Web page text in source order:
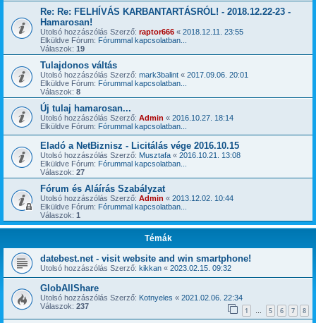
Re: Re: FELHÍVÁS KARBANTARTÁSRÓL! - 2018.12.22-23 -
Hamarosan!
Utolsó hozzászólás Szerző: raptor666 « 2018.12.11. 23:55
Elküldve Fórum: Fórummal kapcsolatban...
Válaszok: 19
Tulajdonos váltás
Utolsó hozzászólás Szerző: mark3balint « 2017.09.06. 20:01
Elküldve Fórum: Fórummal kapcsolatban...
Válaszok: 8
Új tulaj hamarosan...
Utolsó hozzászólás Szerző: Admin « 2016.10.27. 18:14
Elküldve Fórum: Fórummal kapcsolatban...
Eladó a NetBiznisz - Licitálás vége 2016.10.15
Utolsó hozzászólás Szerző: Musztafa « 2016.10.21. 13:08
Elküldve Fórum: Fórummal kapcsolatban...
Válaszok: 27
Fórum és Aláírás Szabályzat
Utolsó hozzászólás Szerző: Admin « 2013.12.02. 10:44
Elküldve Fórum: Fórummal kapcsolatban...
Válaszok: 1
Témák
datebest.net - visit website and win smartphone!
Utolsó hozzászólás Szerző: kikkan « 2023.02.15. 09:32
GlobAllShare
Utolsó hozzászólás Szerző: Kotnyeles « 2021.02.06. 22:34
Válaszok: 237 1 … 5 6 7 8